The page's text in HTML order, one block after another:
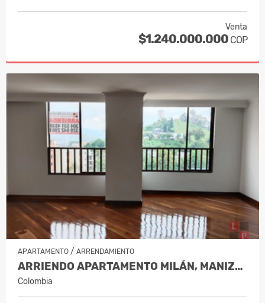
Venta
$1.240.000.000 COP
APARTAMENTO / ARRENDAMIENTO
ARRIENDO APARTAMENTO MILÁN, MANIZAL…
Colombia